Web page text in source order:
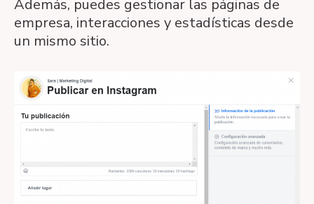
Además, puedes gestionar las páginas de
empresa, interacciones y estadísticas desde
un mismo sitio.